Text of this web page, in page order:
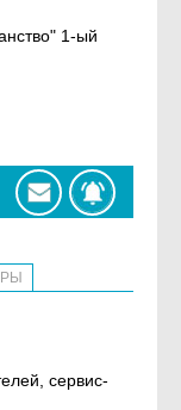
1-ый
сервис-